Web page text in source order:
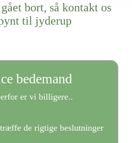
bort, så kontakt os
til jyderup
bedemand
er vi billigere..
de rigtige beslutninger